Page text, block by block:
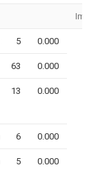
5 0.000
63 0.000
13 0.000
6 0.000
5 0.000